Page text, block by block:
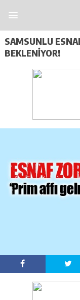
SAMSUNLU
BEKLENIYOR!